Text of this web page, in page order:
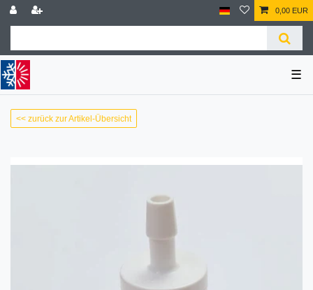
0,00 EUR
☰
<< zurück zur Artikel-Übersicht